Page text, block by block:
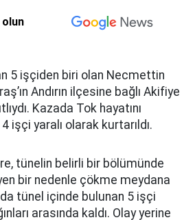
olun
5 işçiden biri olan Necmettin
Andırın ilçesine bağlı Akifiye
Kazada Tok hayatını
işçi yaralı olarak kurtarıldı.
tünelin belirli bir bölümünde
bir nedenle çökme meydana
tünel içinde bulunan 5 işçi
arasında kaldı. Olay yerine